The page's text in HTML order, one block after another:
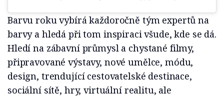
Barvu roku vybírá každoročně tým expertů na
barvy a hledá při tom inspiraci všude, kde se dá.
Hledí na zábavní průmysl a chystané filmy,
připravované výstavy, nové umělce, módu,
design, trendující cestovatelské destinace,
sociální sítě, hry, virtuální realitu, ale